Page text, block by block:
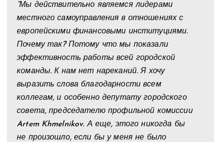
“Мы действительно являемся лидерами
местного самоуправления в отношениях с
европейскими финансовыми институциями.
Почему так? Потому что мы показали
эффективность работы всей городской
команды. К нам нет нареканий. Я хочу
выразить слова благодарности всем
коллегам, и особенно депутату городского
совета, председателю профильной комиссии
Artem Khmelnikov. А еще, этого никогда бы
не произошло, если бы у меня не было